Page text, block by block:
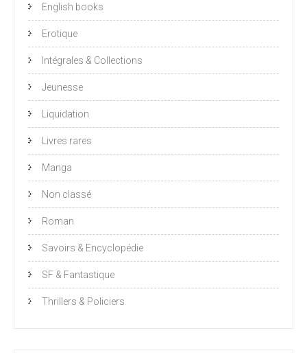
English books
Erotique
Intégrales & Collections
Jeunesse
Liquidation
Livres rares
Manga
Non classé
Roman
Savoirs & Encyclopédie
SF & Fantastique
Thrillers & Policiers